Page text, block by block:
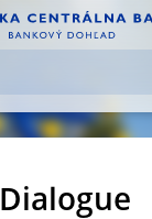
Skip to
content